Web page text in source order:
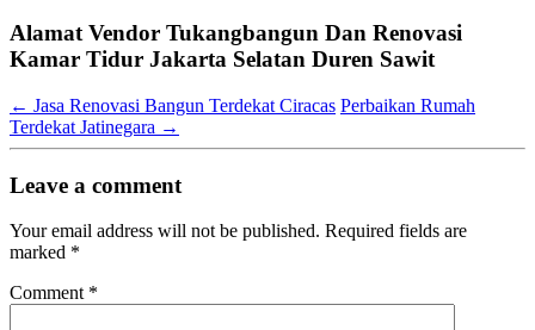
Alamat Vendor Tukangbangun Dan Renovasi
Kamar Tidur Jakarta Selatan Duren Sawit
← Jasa Renovasi Bangun Terdekat Ciracas Perbaikan Rumah
Terdekat Jatinegara →
Leave a comment
Your email address will not be published. Required fields are
marked *
Comment *